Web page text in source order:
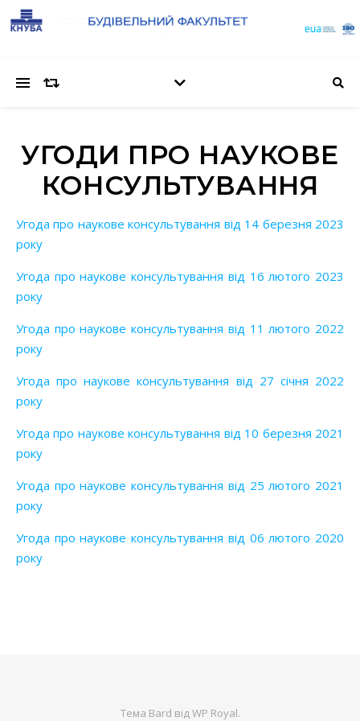
УГОДИ ПРО НАУКОВЕ
КОНСУЛЬТУВАННЯ
Угода про наукове консультування від 14 березня 2023
року
Угода про наукове консультування від 16 лютого 2023
року
Угода про наукове консультування від 11 лютого 2022
року
Угода про наукове консультування від 27 січня 2022
року
Угода про наукове консультування від 10 березня 2021
року
Угода про наукове консультування від 25 лютого 2021
року
Угода про наукове консультування від 06 лютого 2020
року
Тема Bard відWP Royal.